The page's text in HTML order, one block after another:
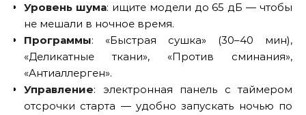
Уровень шума: ищите модели до 65 дБ — чтобы
не мешали в ночное время.
Программы: «Быстрая сушка» (30–40 мин),
«Деликатные ткани», «Против сминания»,
«Антиаллерген».
Управление: электронная панель с таймером
отсрочки старта — удобно запускать ночью по